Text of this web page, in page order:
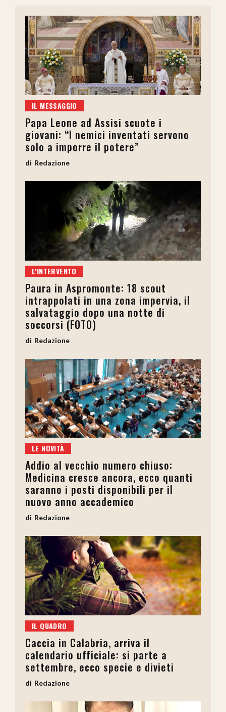
IL MESSAGGIO
Papa Leone ad Assisi scuote i
giovani: “I nemici inventati servono
solo a imporre il potere”
Redazione
L'INTERVENTO
Paura in Aspromonte: 18 scout
intrappolati in una zona impervia, il
salvataggio dopo una notte di
soccorsi (FOTO)
Redazione
LE NOVITÀ
Addio al vecchio numero chiuso:
Medicina cresce ancora, ecco quanti
saranno i posti disponibili per il
nuovo anno accademico
Redazione
IL QUADRO
Caccia in Calabria, arriva il
calendario ufficiale: si parte a
settembre, ecco specie e divieti
Redazione